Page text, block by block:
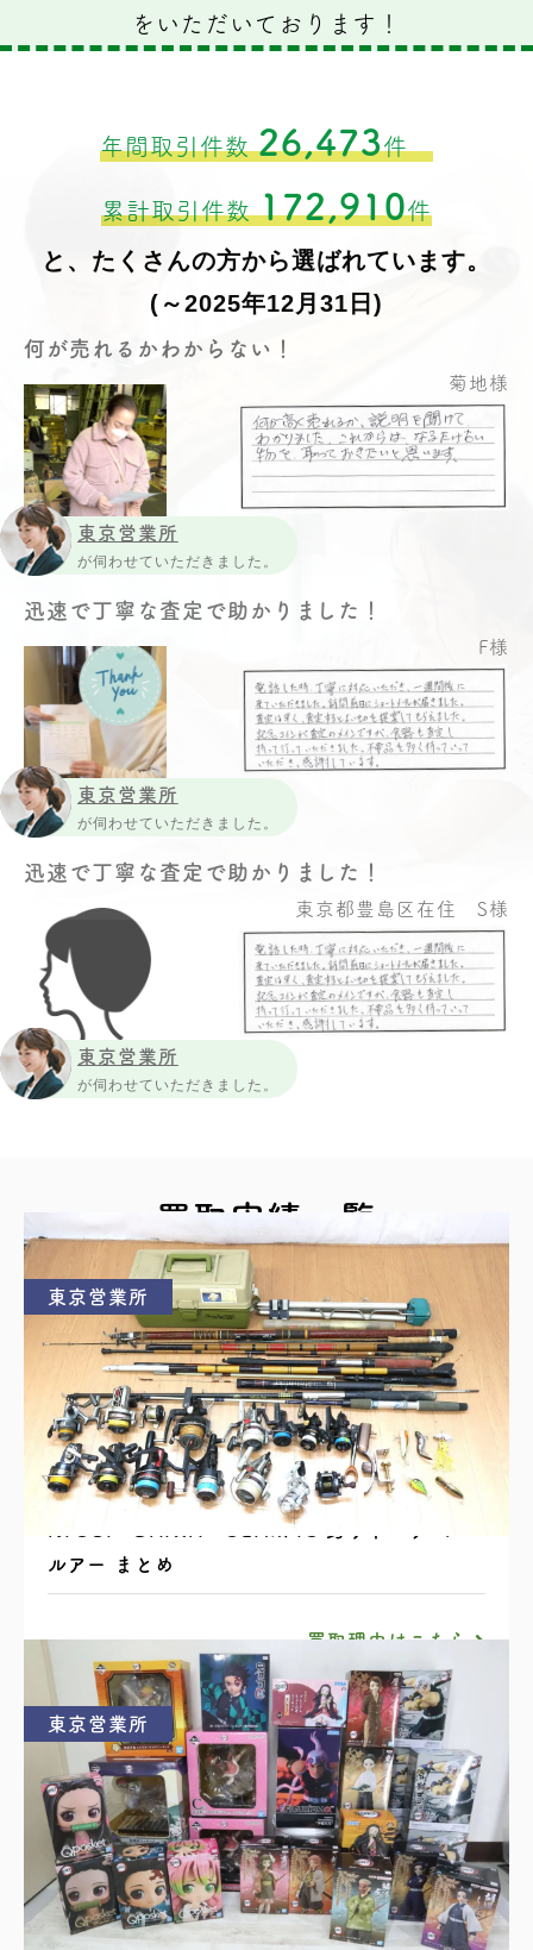
をいただいております！
年間取引件数26,473件
累計取引件数172,910件
と、たくさんの方から選ばれています。
(～2025年12月31日)
東京営業所
が伺わせていただきました。
何が売れるかわからない！
菊地様
東京営業所
が伺わせていただきました。
迅速で丁寧な査定で助かりました！
F様
東京営業所
が伺わせていただきました。
迅速で丁寧な査定で助かりました！
東京都豊島区在住 S様
買取実績一覧
東京営業所
RYOBI・DAIWA・OLYMPIC 釣り竿・リール・
ルアー まとめ
買取理由はこちら
東京営業所